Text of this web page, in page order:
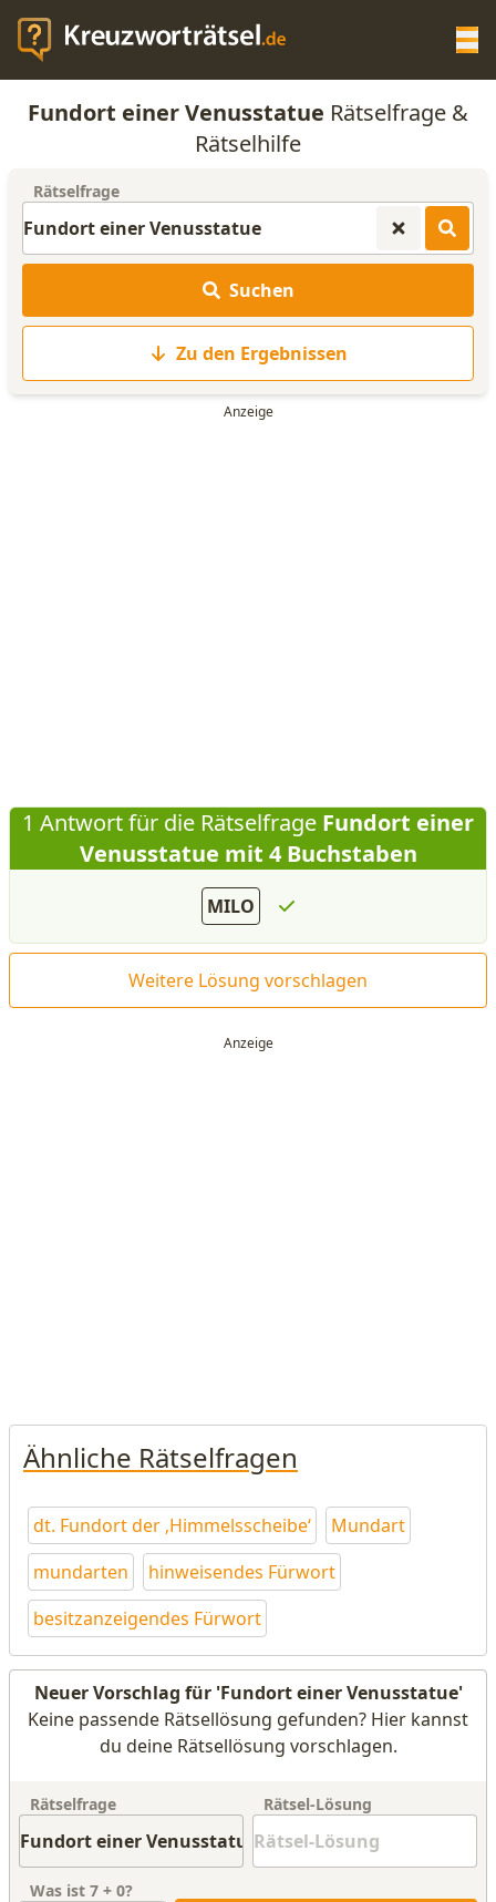
KREUZWORTRÄTSEL-HILFE
ANAGRAMM-GENERATOR
WORTLISTE
Fundort einer Venusstatue Rätselfrage &
Rätselhilfe
Rätselfrage
Suchen
Zu den Ergebnissen
1 Antwort für die Rätselfrage Fundort einer
Venusstatue mit 4 Buchstaben
MILO
Weitere Lösung vorschlagen
Ähnliche Rätselfragen
dt. Fundort der ‚Himmelsscheibe‘
Mundart
mundarten
hinweisendes Fürwort
besitzanzeigendes Fürwort
Neuer Vorschlag für 'Fundort einer Venusstatue'
Keine passende Rätsellösung gefunden? Hier kannst
du deine Rätsellösung vorschlagen.
Rätselfrage Rätsel-Lösung
Was ist 7 + 0?